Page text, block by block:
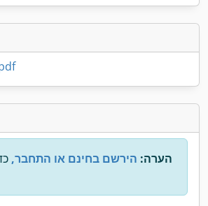
הערה: הירשם בחינם או התחבר,